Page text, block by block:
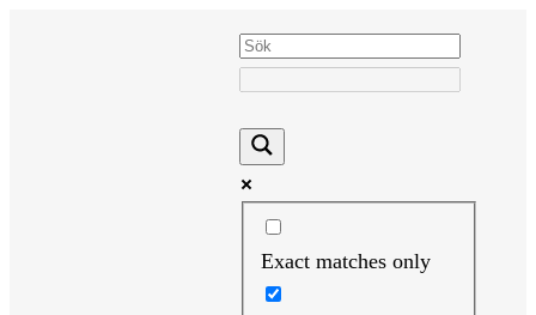
Exact matches only